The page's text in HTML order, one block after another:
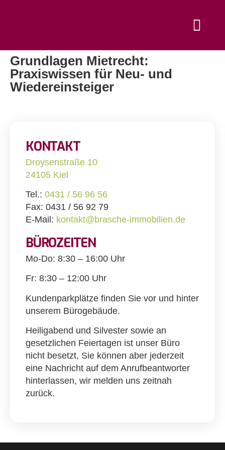
Grundlagen Mietrecht:
Praxiswissen für Neu- und
Wiedereinsteiger
KONTAKT
Droysenstraße 10
24105 Kiel
Tel.: 0431 / 56 96 56
Fax: 0431 / 56 92 79
E-Mail: kontakt@brasche-immobilien.de
BÜROZEITEN
Mo-Do: 8:30 – 16:00 Uhr
Fr: 8:30 – 12:00 Uhr
Kundenparkplätze finden Sie vor und hinter
unserem Bürogebäude.
Heiligabend und Silvester sowie an
gesetzlichen Feiertagen ist unser Büro
nicht besetzt, Sie können aber jederzeit
eine Nachricht auf dem Anrufbeantworter
hinterlassen, wir melden uns zeitnah
zurück.